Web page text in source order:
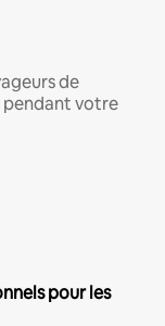
de
pendant votre
pour les